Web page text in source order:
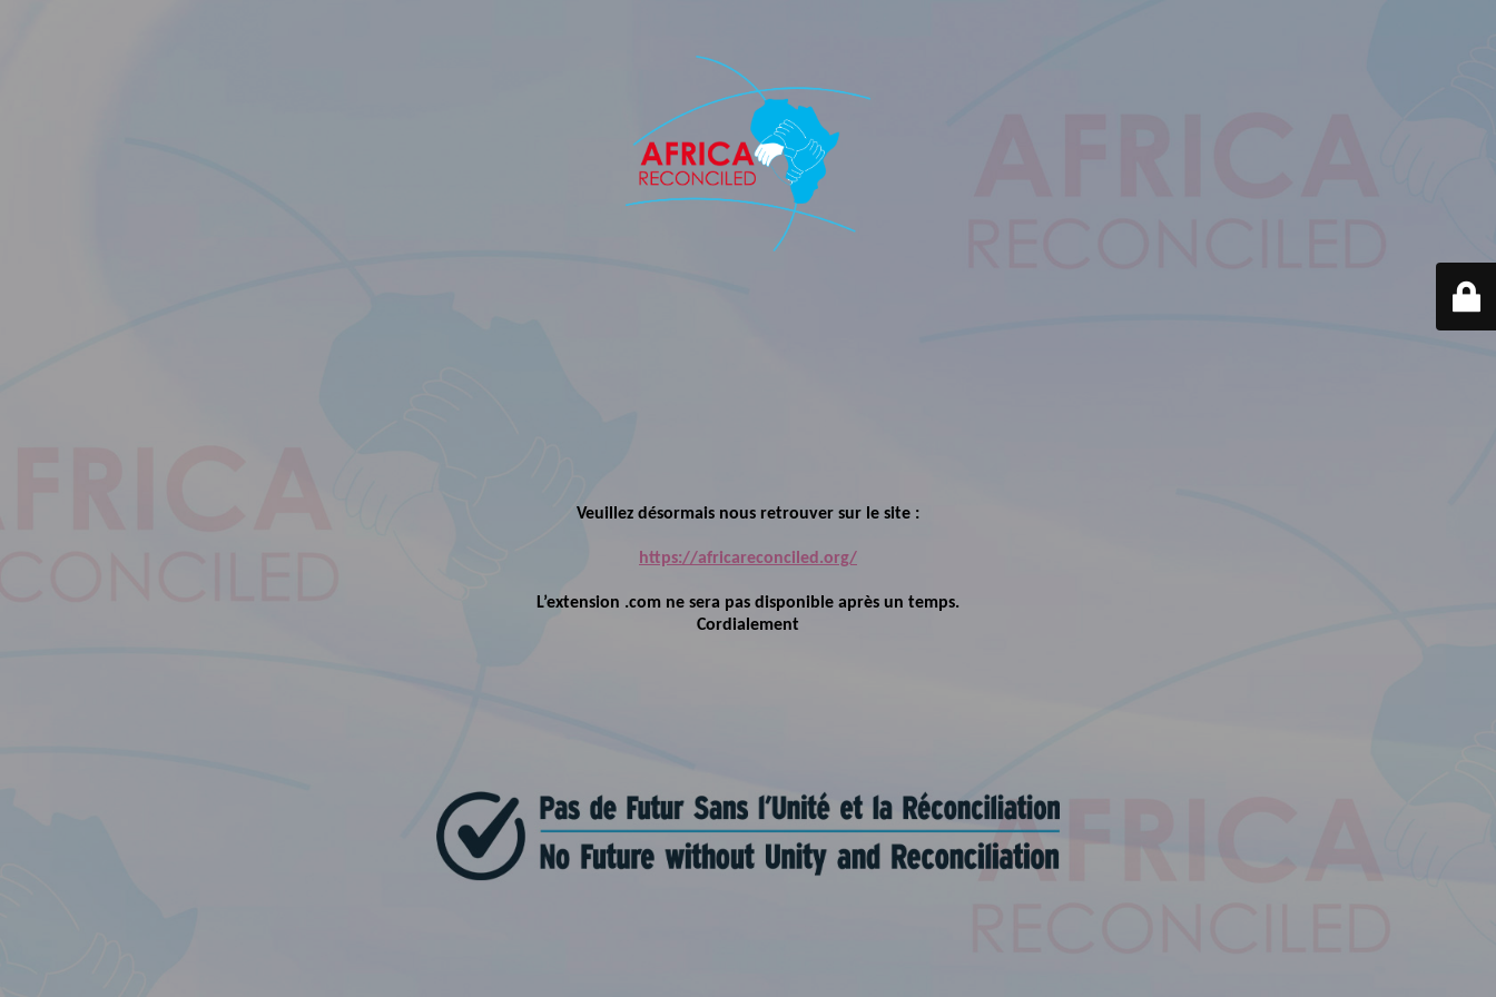
Veuillez désormais nous retrouver sur le site :
https://africareconciled.org/
L’extension .com ne sera pas disponible après un temps.
Cordialement